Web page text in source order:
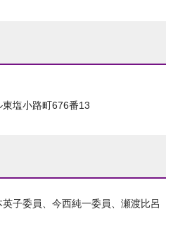
塩小路町676番13
英子委員、今西純一委員、瀬渡比呂